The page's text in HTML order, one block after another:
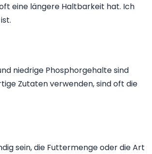
eine längere Haltbarkeit hat. Ich
niedrige Phosphorgehalte sind
Zutaten verwenden, sind oft die
sein, die Futtermenge oder die Art